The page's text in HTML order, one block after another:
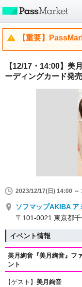
【重要】
【12/17・14:00】美
ーディングカード発
2023/12/17(日) 14:00 ～
ソフマップAKIBA ア
〒101-0021 東京都
イベント情報
美月絢音『美月絢音』フ
ント
【ゲスト】 美月絢音